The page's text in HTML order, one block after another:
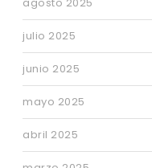
julio 2025
junio 2025
mayo 2025
abril 2025